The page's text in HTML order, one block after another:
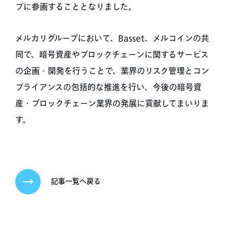
プに参画することとなりました。
メルカリグループにおいて、Basset、メルコインの共
同で、暗号資産やブロックチェーンに関するサービス
の企画・開発を行うことで、業界のリスク管理とコン
プライアンスの包括的な推進を行い、今後の暗号資
産・ブロックチェーン業界の発展に貢献してまいりま
す。
記事一覧へ戻る